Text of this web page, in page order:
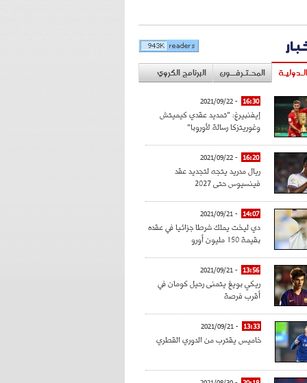
المحـتـرفــون البرنامج الكروي
16:30
- 2021/09/22
إيفنبيرغ: "تمديد عقدي كيميتش
وغوريتزكا رسالة لأوروبا"
16:20
- 2021/09/22
ريال مدريد يتجه لتجديد عقد
فينسيوس حتى 2027
14:07
- 2021/09/21
دي ليخت يملك شرطا جزائيا في عقده
بقيمة 150 مليون أورو
13:56
- 2021/09/21
ريكي بويغ يتمنى رحيل كومان في
أقرب فرصة
13:33
- 2021/09/21
خاميس يقترب من الدوري القطري